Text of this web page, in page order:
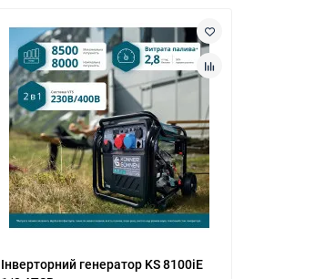
Інверторний генератор KS 8100iE